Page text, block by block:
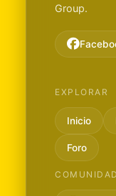
Group.
EXPLORAR
Inicio
Foro
COMUNIDAD